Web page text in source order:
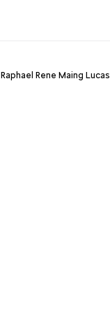
Rene Maing Lucas